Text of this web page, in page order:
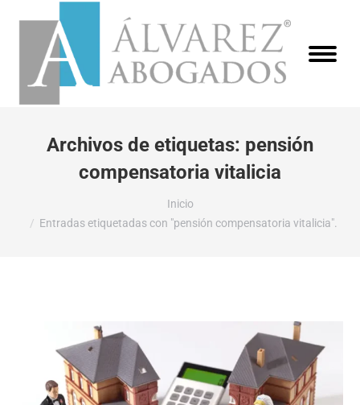
Archivos de etiquetas: pensión
compensatoria vitalicia
Inicio
Entradas etiquetadas con "pensión compensatoria vitalicia".